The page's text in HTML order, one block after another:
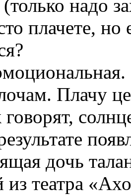
надо
плачете, но
Плачу
дочь
театра